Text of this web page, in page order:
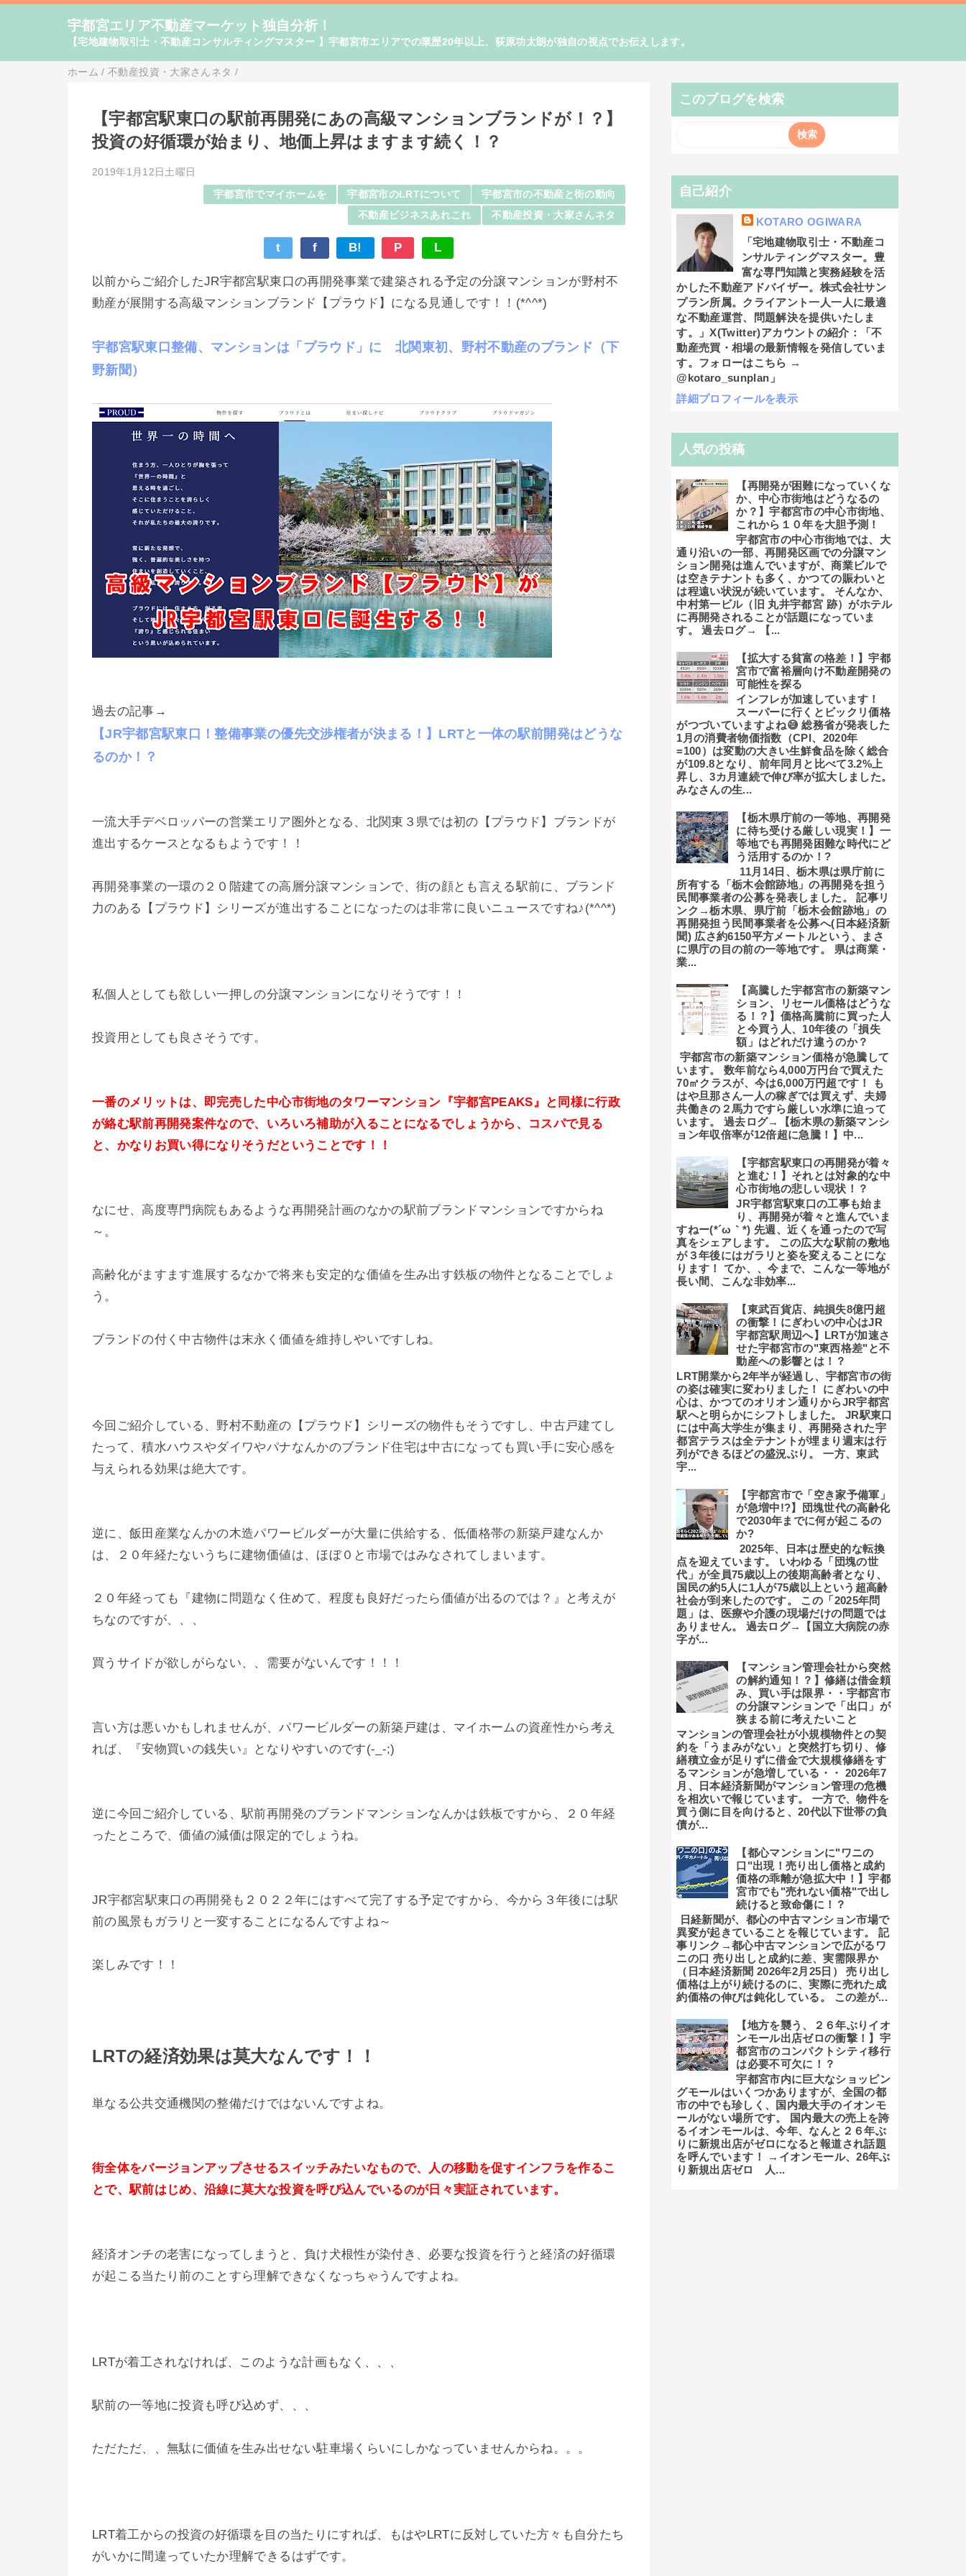
宇都宮エリア不動産マーケット独自分析！
【宅地建物取引士・不動産コンサルティングマスター 】宇都宮市エリアでの業歴20年以上、荻原功太朗が独自の視点でお伝えします。
ホーム /不動産投資・大家さんネタ /
【宇都宮駅東口の駅前再開発にあの高級マンションブランドが！？】
投資の好循環が始まり、地価上昇はますます続く！？
2019年1月12日土曜日
宇都宮市でマイホームを 宇都宮市のLRTについて
宇都宮市の不動産と街の動向
不動産ビジネスあれこれ
不動産投資・大家さんネタ
t f B! P L
以前からご紹介したJR宇都宮駅東口の再開発事業で建築される予定の分譲マンションが野村不
動産が展開する高級マンションブランド【プラウド】になる見通しです！！(*^^*)
宇都宮駅東口整備、マンションは「プラウド」に 北関東初、野村不動産のブランド（下
野新聞）
過去の記事→
【JR宇都宮駅東口！整備事業の優先交渉権者が決まる！】LRTと一体の駅前開発はどうな
るのか！？
一流大手デベロッパーの営業エリア圏外となる、北関東３県では初の【プラウド】ブランドが
進出するケースとなるもようです！！
再開発事業の一環の２０階建ての高層分譲マンションで、街の顔とも言える駅前に、ブランド
力のある【プラウド】シリーズが進出することになったのは非常に良いニュースですね♪(*^^*)
私個人としても欲しい一押しの分譲マンションになりそうです！！
投資用としても良さそうです。
一番のメリットは、即完売した中心市街地のタワーマンション『宇都宮PEAKS』と同様に行政
が絡む駅前再開発案件なので、いろいろ補助が入ることになるでしょうから、コスパで見る
と、かなりお買い得になりそうだということです！！
なにせ、高度専門病院もあるような再開発計画のなかの駅前ブランドマンションですからね
～。
高齢化がますます進展するなかで将来も安定的な価値を生み出す鉄板の物件となることでしょ
う。
ブランドの付く中古物件は末永く価値を維持しやいですしね。
今回ご紹介している、野村不動産の【プラウド】シリーズの物件もそうですし、中古戸建てし
たって、積水ハウスやダイワやパナなんかのブランド住宅は中古になっても買い手に安心感を
与えられる効果は絶大です。
逆に、飯田産業なんかの木造パワービルダーが大量に供給する、低価格帯の新築戸建なんか
は、２０年経たないうちに建物価値は、ほぼ０と市場ではみなされてしまいます。
２０年経っても『建物に問題なく住めて、程度も良好だったら価値が出るのでは？』と考えが
ちなのですが、、、
買うサイドが欲しがらない、、需要がないんです！！！
言い方は悪いかもしれませんが、パワービルダーの新築戸建は、マイホームの資産性から考え
れば、『安物買いの銭失い』となりやすいのです(-_-;)
逆に今回ご紹介している、駅前再開発のブランドマンションなんかは鉄板ですから、２０年経
ったところで、価値の減価は限定的でしょうね。
JR宇都宮駅東口の再開発も２０２２年にはすべて完了する予定ですから、今から３年後には駅
前の風景もガラリと一変することになるんですよね～
楽しみです！！
LRTの経済効果は莫大なんです！！
単なる公共交通機関の整備だけではないんですよね。
街全体をバージョンアップさせるスイッチみたいなもので、人の移動を促すインフラを作るこ
とで、駅前はじめ、沿線に莫大な投資を呼び込んでいるのが日々実証されています。
経済オンチの老害になってしまうと、負け犬根性が染付き、必要な投資を行うと経済の好循環
が起こる当たり前のことすら理解できなくなっちゃうんですよね。
LRTが着工されなければ、このような計画もなく、、、
駅前の一等地に投資も呼び込めず、、、
ただただ、、無駄に価値を生み出せない駐車場くらいにしかなっていませんからね。。。
LRT着工からの投資の好循環を目の当たりにすれば、もはやLRTに反対していた方々も自分たち
がいかに間違っていたか理解できるはずです。
このブログを検索
自己紹介
KOTARO OGIWARA
「宅地建物取引士・不動産コ
ンサルティングマスター。豊
富な専門知識と実務経験を活
かした不動産アドバイザー。株式会社サン
プラン所属。クライアント一人一人に最適
な不動産運営、問題解決を提供いたしま
す。」X(Twitter)アカウントの紹介：「不
動産売買・相場の最新情報を発信していま
す。フォローはこちら →
@kotaro_sunplan」
詳細プロフィールを表示
人気の投稿
【再開発が困難になっていくな
か、中心市街地はどうなるの
か？】宇都宮市の中心市街地、
これから１０年を大胆予測！
宇都宮市の中心市街地では、大
通り沿いの一部、再開発区画での分譲マン
ション開発は進んでいますが、商業ビルで
は空きテナントも多く、かつての賑わいと
は程遠い状況が続いています。 そんなか、
中村第一ビル（旧 丸井宇都宮 跡）がホテル
に再開発されることが話題になっていま
す。 過去ログ→ 【...
【拡大する貧富の格差！】宇都
宮市で富裕層向け不動産開発の
可能性を探る
インフレが加速しています！
スーパーに行くとビックリ価格
がつづいていますよね😅 総務省が発表した
1月の消費者物価指数（CPI、2020年
=100）は変動の大きい生鮮食品を除く総合
が109.8となり、前年同月と比べて3.2%上
昇し、3カ月連続で伸び率が拡大しました。
みなさんの生...
【栃木県庁前の一等地、再開発
に待ち受ける厳しい現実！】一
等地でも再開発困難な時代にど
う活用するのか！?
11月14日、栃木県は県庁前に
所有する「栃木会館跡地」の再開発を担う
民間事業者の公募を発表しました。 記事リ
ンク→栃木県、県庁前「栃木会館跡地」の
再開発担う民間事業者を公募へ(日本経済新
聞) 広さ約6150平方メートルという、まさ
に県庁の目の前の一等地です。 県は商業・
業...
【高騰した宇都宮市の新築マン
ション、リセール価格はどうな
る！？】価格高騰前に買った人
と今買う人、10年後の「損失
額」はどれだけ違うのか？
宇都宮市の新築マンション価格が急騰して
います。 数年前なら4,000万円台で買えた
70㎡クラスが、今は6,000万円超です！ も
はや旦那さん一人の稼ぎでは買えず、夫婦
共働きの２馬力ですら厳しい水準に迫って
います。 過去ログ→【栃木県の新築マンシ
ョン年収倍率が12倍超に急騰！】中...
【宇都宮駅東口の再開発が着々
と進む！】それとは対象的な中
心市街地の悲しい現状！？
JR宇都宮駅東口の工事も始ま
り、再開発が着々と進んでいま
すねー(*´ω｀*) 先週、近くを通ったので写
真をシェアします。 この広大な駅前の敷地
が３年後にはガラリと姿を変えることにな
ります！ てか、、今まで、こんな一等地が
長い間、こんな非効率...
【東武百貨店、純損失8億円超
の衝撃！にぎわいの中心はJR
宇都宮駅周辺へ】LRTが加速さ
せた宇都宮市の"東西格差"と不
動産への影響とは！？
LRT開業から2年半が経過し、宇都宮市の街
の姿は確実に変わりました！ にぎわいの中
心は、かつてのオリオン通りからJR宇都宮
駅へと明らかにシフトしました。 JR駅東口
には中高大学生が集まり、再開発された宇
都宮テラスは全テナントが埋まり週末は行
列ができるほどの盛況ぶり。 一方、東武
宇...
【宇都宮市で「空き家予備軍」
が急増中!?】団塊世代の高齢化
で2030年までに何が起こるの
か?
2025年、日本は歴史的な転換
点を迎えています。 いわゆる「団塊の世
代」が全員75歳以上の後期高齢者となり、
国民の約5人に1人が75歳以上という超高齢
社会が到来したのです。 この「2025年問
題」は、医療や介護の現場だけの問題では
ありません。 過去ログ→【国立大病院の赤
字が...
【マンション管理会社から突然
の解約通知！？】修繕は借金頼
み、買い手は限界・・宇都宮市
の分譲マンションで「出口」が
狭まる前に考えたいこと
マンションの管理会社が小規模物件との契
約を「うまみがない」と突然打ち切り、修
繕積立金が足りずに借金で大規模修繕をす
るマンションが急増している・・ 2026年7
月、日本経済新聞がマンション管理の危機
を相次いで報じています。 一方で、物件を
買う側に目を向けると、20代以下世帯の負
債が...
【都心マンションに"ワニの
口"出現！売り出し価格と成約
価格の乖離が急拡大中！】宇都
宮市でも"売れない価格"で出し
続けると致命傷に！？
日経新聞が、都心の中古マンション市場で
異変が起きていることを報じています。 記
事リンク→都心中古マンションで広がるワ
ニの口 売り出しと成約に差、実需限界か
（日本経済新聞 2026年2月25日） 売り出し
価格は上がり続けるのに、実際に売れた成
約価格の伸びは鈍化している。 この差が...
【地方を襲う、２６年ぶりイオ
ンモール出店ゼロの衝撃！】宇
都宮市のコンパクトシティ移行
は必要不可欠に！？
宇都宮市内に巨大なショッピン
グモールはいくつかありますが、全国の都
市の中でも珍しく、国内最大手のイオンモ
ールがない場所です。 国内最大の売上を誇
るイオンモールは、今年、なんと２６年ぶ
りに新規出店がゼロになると報道され話題
を呼んでいます！ →イオンモール、26年ぶ
り新規出店ゼロ 人...